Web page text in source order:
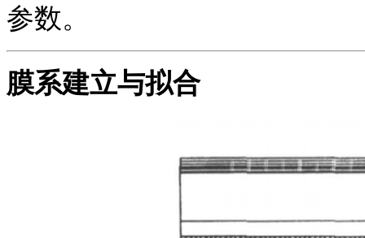
参数。
膜系建立与拟合